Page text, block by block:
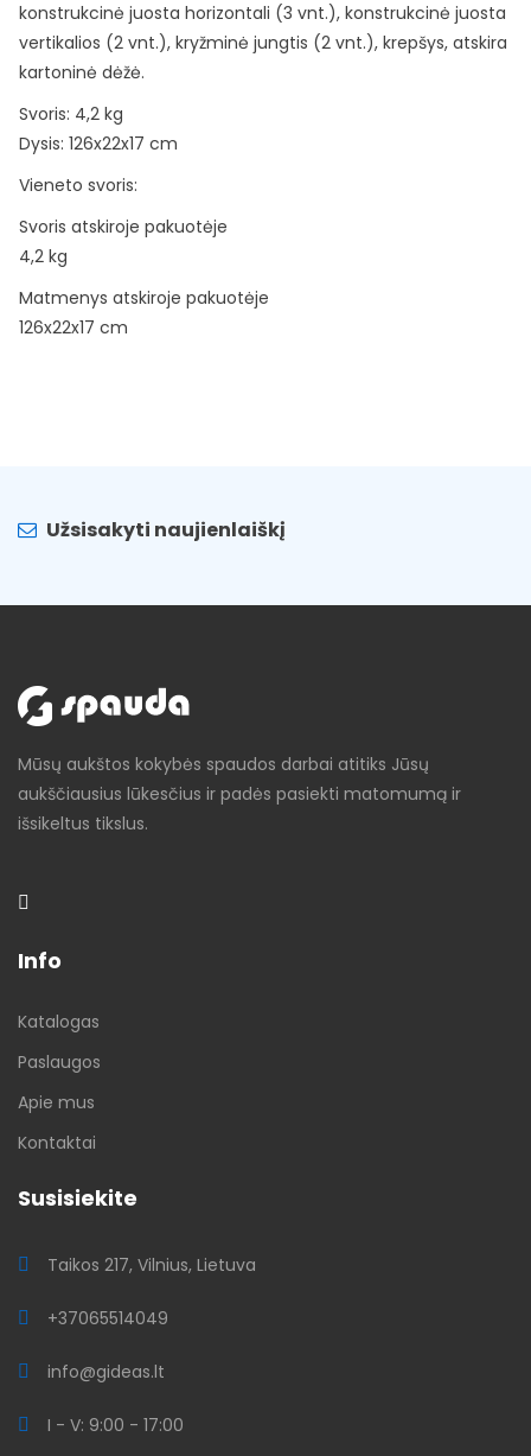
konstrukcinė juosta horizontali (3 vnt.), konstrukcinė juosta
vertikalios (2 vnt.), kryžminė jungtis (2 vnt.), krepšys, atskira
kartoninė dėžė.
Svoris: 4,2 kg
Dysis: 126x22x17 cm
Vieneto svoris:
Svoris atskiroje pakuotėje
4,2 kg
Matmenys atskiroje pakuotėje
126x22x17 cm
Užsisakyti naujienlaiškį
Mūsų aukštos kokybės spaudos darbai atitiks Jūsų
aukščiausius lūkesčius ir padės pasiekti matomumą ir
išsikeltus tikslus.
Info
Katalogas
Paslaugos
Apie mus
Kontaktai
Susisiekite
Taikos 217, Vilnius, Lietuva
+37065514049
info@gideas.lt
I - V: 9:00 - 17:00